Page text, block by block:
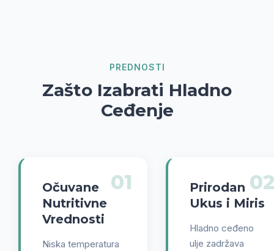
PREDNOSTI
Zašto Izabrati Hladno
Ceđenje
01
Očuvane
Nutritivne
Vrednosti
Niska temperatura
02
Prirodan
Ukus i Miris
Hladno ceđeno
ulje zadržava